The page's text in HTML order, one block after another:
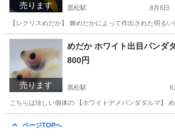
売ります 黒松駅 8月6日
【レクリスめだか】 舞めだかによって作出された明る
宮城 仙台市 黒松駅 その他 レクリス
売ります
めだか ホワイト出目パンダ
800円
黒松駅 6
こちらは珍しい個体の 【ホワイトデメパンダダルマ】
ページTOPへ